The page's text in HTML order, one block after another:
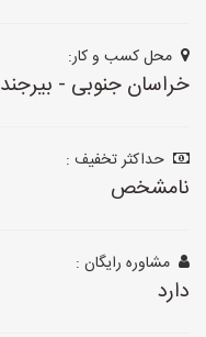
محل کسب و کار:
خراسان جنوبی - بیرجند
حداکثر تخفیف :
نامشخص
مشاوره رایگان :
دارد